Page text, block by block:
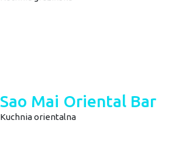
Sao Mai Oriental Bar
Kuchnia orientalna